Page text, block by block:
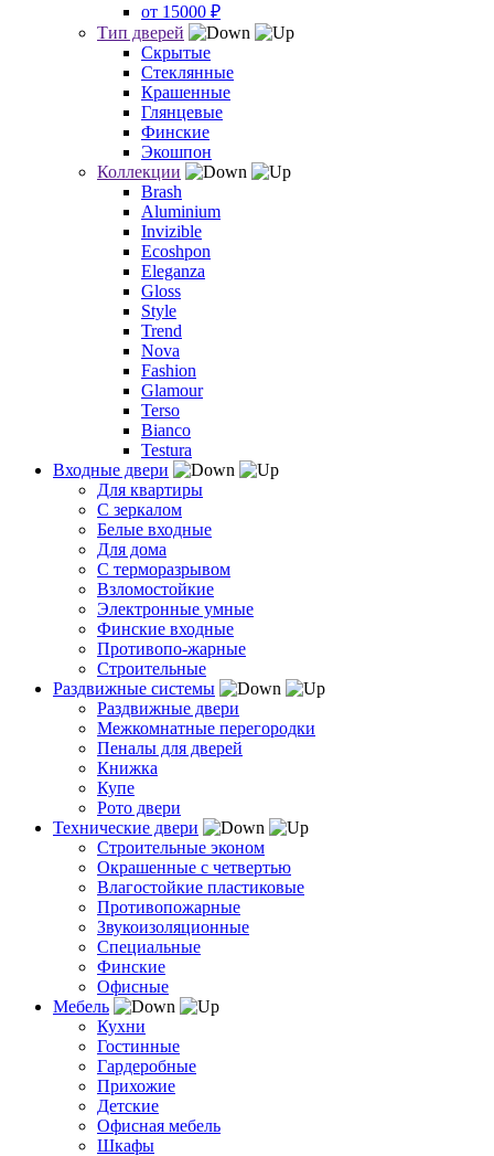
от 15000 ₽
Тип дверей
Скрытые
Стеклянные
Крашенные
Глянцевые
Финские
Экошпон
Коллекции
Brash
Aluminium
Invizible
Ecoshpon
Eleganza
Gloss
Style
Trend
Nova
Fashion
Glamour
Terso
Bianco
Testura
Входные двери
Для квартиры
С зеркалом
Белые входные
Для дома
С терморазрывом
Взломостойкие
Электронные умные
Финские входные
Противопо-жарные
Строительные
Раздвижные системы
Раздвижные двери
Межкомнатные перегородки
Пеналы для дверей
Книжка
Купе
Рото двери
Технические двери
Строительные эконом
Окрашенные с четвертью
Влагостойкие пластиковые
Противопожарные
Звукоизоляционные
Специальные
Финские
Офисные
Мебель
Кухни
Гостинные
Гардеробные
Прихожие
Детские
Офисная мебель
Шкафы